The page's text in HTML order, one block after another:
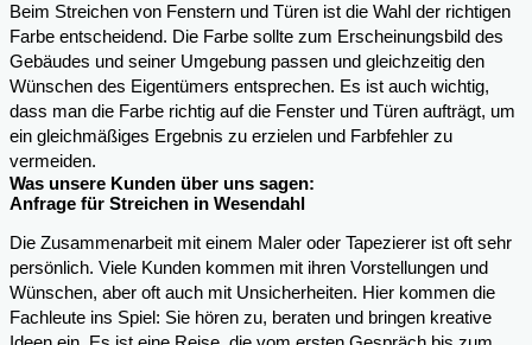
Beim Streichen von Fenstern und Türen ist die Wahl der richtigen
Farbe entscheidend. Die Farbe sollte zum Erscheinungsbild des
Gebäudes und seiner Umgebung passen und gleichzeitig den
Wünschen des Eigentümers entsprechen. Es ist auch wichtig,
dass man die Farbe richtig auf die Fenster und Türen aufträgt, um
ein gleichmäßiges Ergebnis zu erzielen und Farbfehler zu
vermeiden.
Was unsere Kunden über uns sagen:
Anfrage für Streichen in Wesendahl
Die Zusammenarbeit mit einem Maler oder Tapezierer ist oft sehr
persönlich. Viele Kunden kommen mit ihren Vorstellungen und
Wünschen, aber oft auch mit Unsicherheiten. Hier kommen die
Fachleute ins Spiel: Sie hören zu, beraten und bringen kreative